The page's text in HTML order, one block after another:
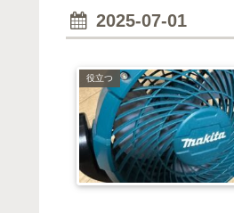
2025-07-01
役立つ